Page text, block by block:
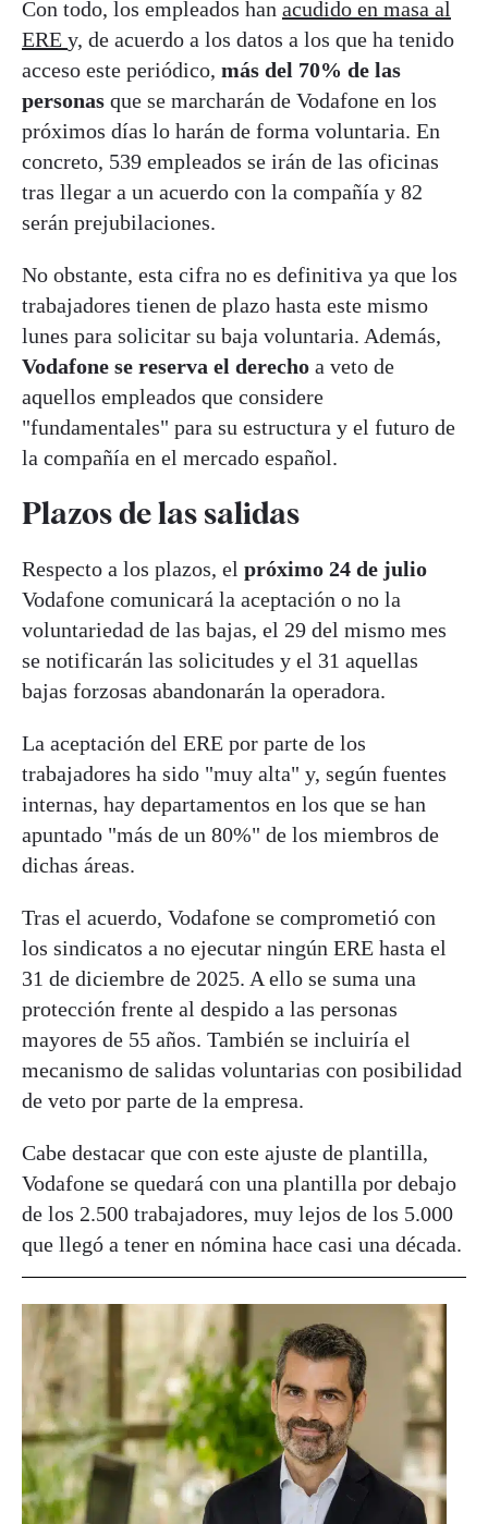
Con todo, los empleados han acudido en masa al
ERE y, de acuerdo a los datos a los que ha tenido
acceso este periódico, más del 70% de las
personas que se marcharán de Vodafone en los
próximos días lo harán de forma voluntaria. En
concreto, 539 empleados se irán de las oficinas
tras llegar a un acuerdo con la compañía y 82
serán prejubilaciones.
No obstante, esta cifra no es definitiva ya que los
trabajadores tienen de plazo hasta este mismo
lunes para solicitar su baja voluntaria. Además,
Vodafone se reserva el derecho a veto de
aquellos empleados que considere
"fundamentales" para su estructura y el futuro de
la compañía en el mercado español.
Plazos de las salidas
Respecto a los plazos, el próximo 24 de julio
Vodafone comunicará la aceptación o no la
voluntariedad de las bajas, el 29 del mismo mes
se notificarán las solicitudes y el 31 aquellas
bajas forzosas abandonarán la operadora.
La aceptación del ERE por parte de los
trabajadores ha sido "muy alta" y, según fuentes
internas, hay departamentos en los que se han
apuntado "más de un 80%" de los miembros de
dichas áreas.
Tras el acuerdo, Vodafone se comprometió con
los sindicatos a no ejecutar ningún ERE hasta el
31 de diciembre de 2025. A ello se suma una
protección frente al despido a las personas
mayores de 55 años. También se incluiría el
mecanismo de salidas voluntarias con posibilidad
de veto por parte de la empresa.
Cabe destacar que con este ajuste de plantilla,
Vodafone se quedará con una plantilla por debajo
de los 2.500 trabajadores, muy lejos de los 5.000
que llegó a tener en nómina hace casi una década.